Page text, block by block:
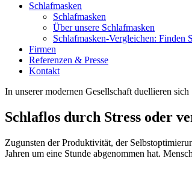
Schlafmasken
Schlafmasken
Über unsere Schlafmasken
Schlafmasken-Vergleichen: Finden
Firmen
Referenzen & Presse
Kontakt
In unserer modernen Gesellschaft duellieren
Schlaflos durch Stress oder
Zugunsten der Produktivität, der
Jahren um eine Stunde abgenommen hat.